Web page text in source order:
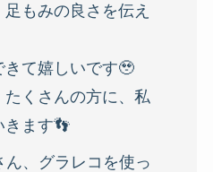
もみの良さを伝え
て嬉しいです🥹
くさんの方に、私
きます👣
、グラレコを使っ